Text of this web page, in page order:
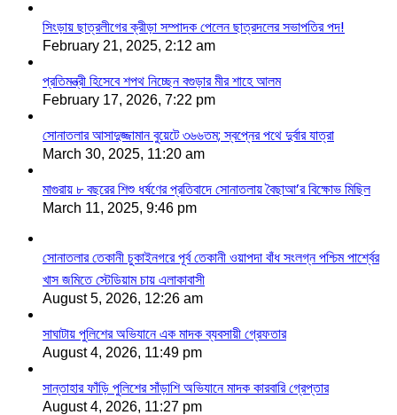
সিংড়ায় ছাত্রলীগের ক্রীড়া সম্পাদক পেলেন ছাত্রদলের সভাপতির পদ!
February 21, 2025, 2:12 am
প্রতিমন্ত্রী হিসেবে শপথ নিচ্ছেন বগুড়ার মীর শাহে আলম
February 17, 2026, 7:22 pm
সোনাতলার আসাদুজ্জামান বুয়েটে ৩৬৬তম; স্বপ্নের পথে দুর্বার যাত্রা
March 30, 2025, 11:20 am
মাগুরায় ৮ বছরের শিশু ধর্ষণের প্রতিবাদে সোনাতলায় বৈছাআ’র বিক্ষোভ মিছিল
March 11, 2025, 9:46 pm
সোনাতলার তেকানী চুকাইনগরে পূর্ব তেকানী ওয়াপদা বাঁধ সংলগ্ন পশ্চিম পার্শ্বের
খাস জমিতে স্টেডিয়াম চায় এলাকাবাসী
August 5, 2026, 12:26 am
সাঘাটায় পুলিশের অভিযানে এক মাদক ব্যবসায়ী গ্রেফতার
August 4, 2026, 11:49 pm
সান্তাহার ফাঁড়ি পুলিশের সাঁড়াশি অভিযানে মাদক কারবারি গ্রেপ্তার
August 4, 2026, 11:27 pm